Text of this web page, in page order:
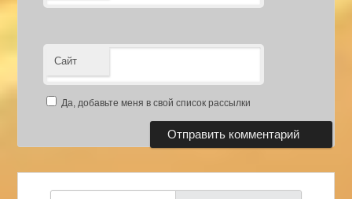
Сайт
Да, добавьте меня в свой список рассылки